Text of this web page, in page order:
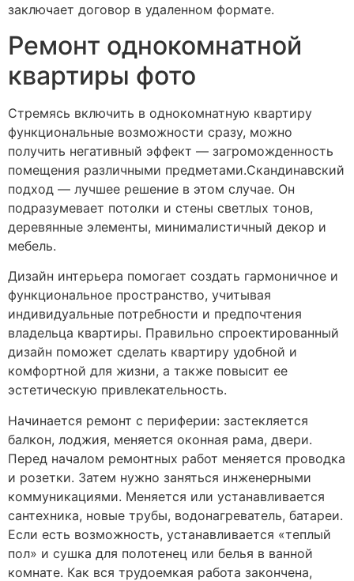
заключает договор в удаленном формате.
Ремонт однокомнатной
квартиры фото
Стремясь включить в однокомнатную квартиру
функциональные возможности сразу, можно
получить негативный эффект — загроможденность
помещения различными предметами.Скандинавский
подход — лучшее решение в этом случае. Он
подразумевает потолки и стены светлых тонов,
деревянные элементы, минималистичный декор и
мебель.
Дизайн интерьера помогает создать гармоничное и
функциональное пространство, учитывая
индивидуальные потребности и предпочтения
владельца квартиры. Правильно спроектированный
дизайн поможет сделать квартиру удобной и
комфортной для жизни, а также повысит ее
эстетическую привлекательность.
Начинается ремонт с периферии: застекляется
балкон, лоджия, меняется оконная рама, двери.
Перед началом ремонтных работ меняется проводка
и розетки. Затем нужно заняться инженерными
коммуникациями. Меняется или устанавливается
сантехника, новые трубы, водонагреватель, батареи.
Если есть возможность, устанавливается «теплый
пол» и сушка для полотенец или белья в ванной
комнате. Как вся трудоемкая работа закончена,